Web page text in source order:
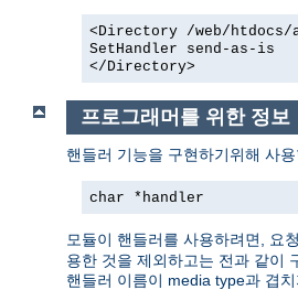
<Directory /web/htdocs/
SetHandler send-as-is
</Directory>
프로그래머를 위한 정보
핸들러 기능을 구현하기위해 사
char *handler
모듈이 핸들러를 사용하려면, 요
용한 것을 제외하고는 전과 같이
핸들러 이름이 media type과 겹치